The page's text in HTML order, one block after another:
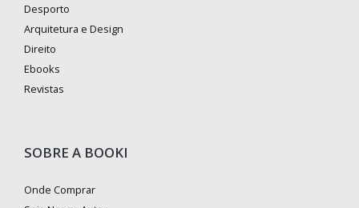
Desporto
Arquitetura e Design
Direito
Ebooks
Revistas
SOBRE A BOOKI
Onde Comprar